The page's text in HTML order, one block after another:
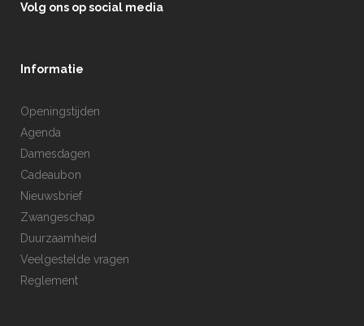
Volg ons op social media
Informatie
Openingstijden
Agenda
Damesdagen
Cadeaubon
Nieuwsbrief
Zwangeschap
Duurzaamheid
Veelgestelde vragen
Reglement